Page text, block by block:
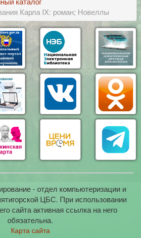
Карла IX: роман; Новеллы
- отдел компьютеризации и
ЦБС. При использовании
сайта активная ссылка на него
обязательна.
Карта сайта